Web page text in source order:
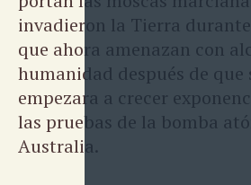
invadieron la Tierra
que ahora amenazan con
humanidad después de que
empezara a crecer
las pruebas de la bomba
Australia.